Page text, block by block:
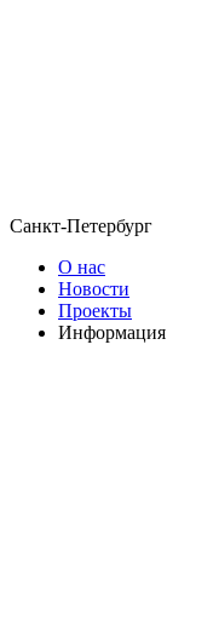
Санкт-Петербург
О нас
Новости
Проекты
Информация